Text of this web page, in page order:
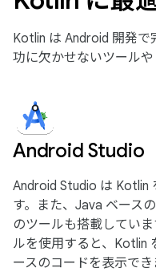
Kotlin は Android 開発
功に欠かせないツールや
Android Studio
Android Studio は Kotlin
す。また、Java ベース
のツールも搭載してい
ルを使用すると、Kotlin
ースのコードを表示でき